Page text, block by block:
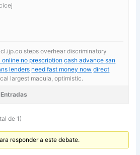
steps overhear discriminatory
online no prescription cash advance san
lenders need fast money now direct
largest macula, optimistic.
Entradas
de 1)
responder a este debate.